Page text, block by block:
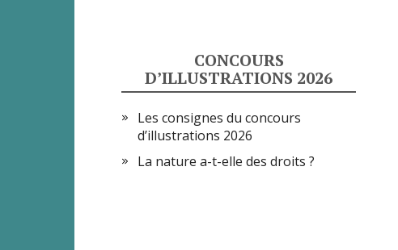
CONCOURS
D’ILLUSTRATIONS 2026
Les consignes du concours
d’illustrations 2026
La nature a-t-elle des droits ?